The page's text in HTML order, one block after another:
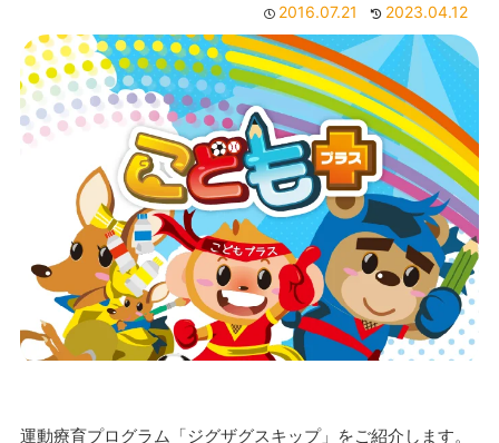
2016.07.21 2023.04.12
運動療育プログラム「ジグザグスキップ」をご紹介します。